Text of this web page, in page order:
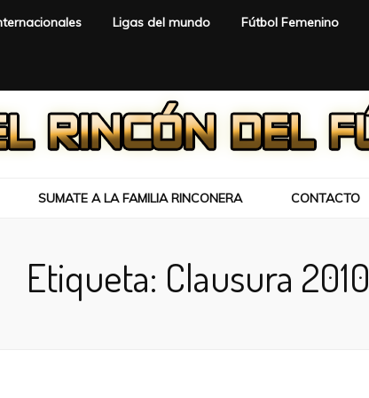
Ligas del mundo Fútbol Femenino
SUMATE A LA FAMILIA RINCONERA CONTACTO
Etiqueta: Clausura 2010